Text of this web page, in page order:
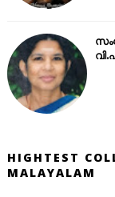
HIGHTEST
MALAYALAM